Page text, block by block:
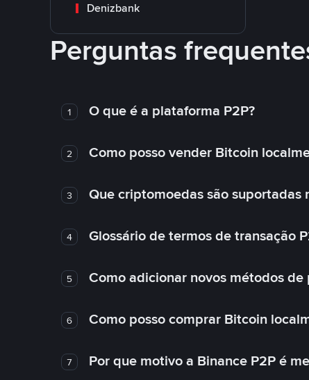
Denizbank
Perguntas
1 O que é a plataforma P2P?
2 Como posso vender Bitcoin
3 Que criptomoedas são suportadas
4 Glossário de termos de transação
5 Como adicionar novos métodos
6 Como posso comprar Bitcoin
7 Por que motivo a Binance P2P é